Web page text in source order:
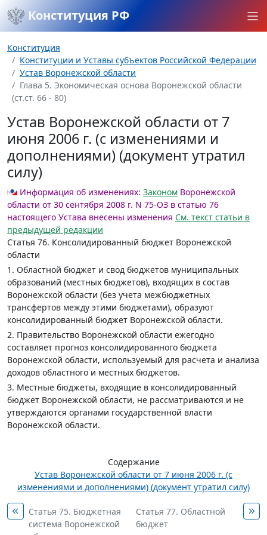
Конституция РФ
Конституция
Конституции и Уставы субъектов Российской Федерации
Устав Воронежской области
Глава 5. Экономическая основа Воронежской области
(ст.ст. 66 - 80)
Устав Воронежской области от 7
июня 2006 г. (с изменениями и
дополнениями) (документ утратил
силу)
Информация об изменениях: Законом Воронежской
области от 30 сентября 2008 г. N 75-ОЗ в статью 76
настоящего Устава внесены изменения См. текст статьи в
предыдущей редакции
Статья 76. Консолидированный бюджет Воронежской
области
1. Областной бюджет и свод бюджетов муниципальных
образований (местных бюджетов), входящих в состав
Воронежской области (без учета межбюджетных
трансфертов между этими бюджетами), образуют
консолидированный бюджет Воронежской области.
2. Правительство Воронежской области ежегодно
составляет прогноз консолидированного бюджета
Воронежской области, используемый для расчета и анализа
доходов областного и местных бюджетов.
3. Местные бюджеты, входящие в консолидированный
бюджет Воронежской области, не рассматриваются и не
утверждаются органами государственной власти
Воронежской области.
Содержание
Устав Воронежской области от 7 июня 2006 г. (с
изменениями и дополнениями) (документ утратил силу)
Статья 75. Бюджетная
система Воронежской
Статья 77. Областной
бюджет